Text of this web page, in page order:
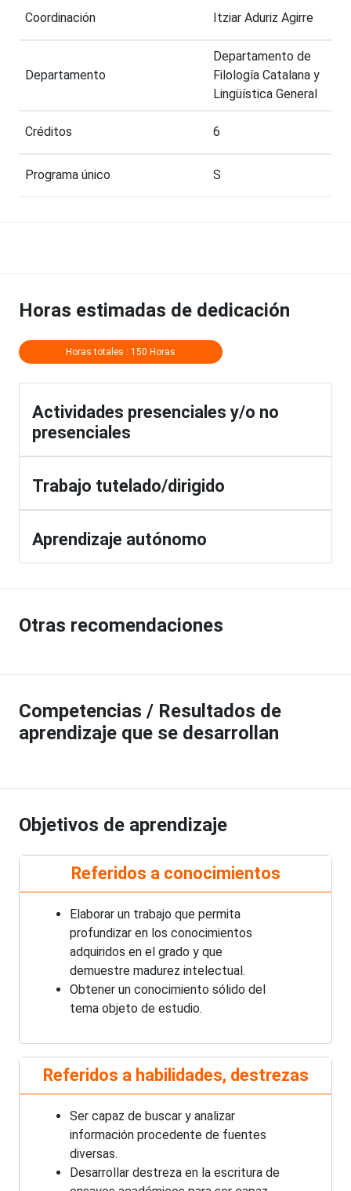
Coordinación Itziar Aduriz Agirre
Departamento
Departamento de
Filología Catalana y
Lingüística General
Créditos 6
Programa único S
Horas estimadas de dedicación
Horas totales : 150 Horas
Actividades presenciales y/o no
presenciales
Trabajo tutelado/dirigido
Aprendizaje autónomo
Otras recomendaciones
Competencias / Resultados de
aprendizaje que se desarrollan
Objetivos de aprendizaje
Referidos a conocimientos
Elaborar un trabajo que permita
profundizar en los conocimientos
adquiridos en el grado y que
demuestre madurez intelectual.
Obtener un conocimiento sólido del
tema objeto de estudio.
Referidos a habilidades, destrezas
Ser capaz de buscar y analizar
información procedente de fuentes
diversas.
Desarrollar destreza en la escritura de